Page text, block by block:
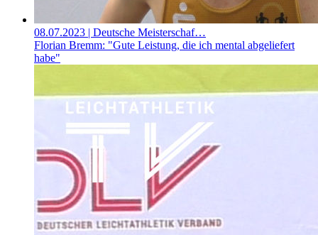
08.07.2023 | Deutsche Meisterschaf…
Florian Bremm: "Gute Leistung, die ich mental abgeliefert
habe"